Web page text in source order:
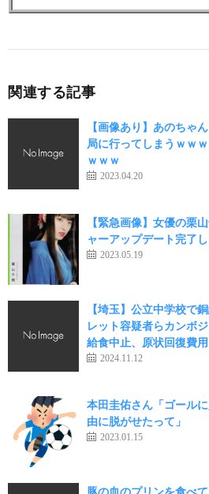
関連する記事
【画像あり】あのちゃ
局に行ってしまうｗｗ
ｗｗｗ
2023.04.20
【緊急画像】女優の
ャーアップデート完了
2023.05.19
【埼玉】公立中学校で
レット容疑者らカンボ
給食中止、原状回復費
2024.11.12
本田圭佑さん「ゴール
由に脱がせたって」
2023.01.15
豚の血のプリンを食べ